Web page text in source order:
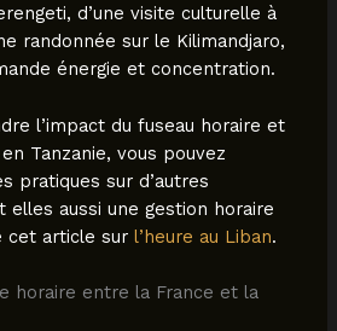
d’une visite culturelle à
randonnée sur le Kilimandjaro,
énergie et concentration.
l’impact du fuseau horaire et
Tanzanie, vous pouvez
pratiques sur d’autres
aussi une gestion horaire
cet article sur l’heure au Liban.
horaire entre la France et la